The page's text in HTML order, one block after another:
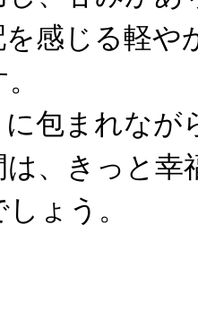
感じる軽や
包まれなが
、きっと幸
ょう。